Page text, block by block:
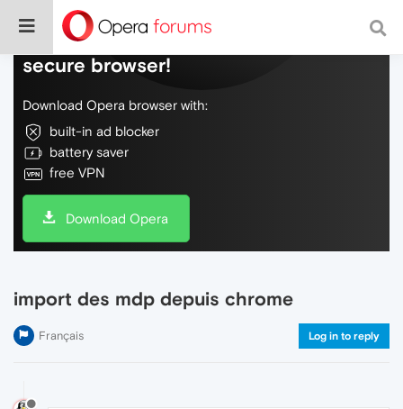
Do more on the web, with a fast and
secure browser!
Download Opera browser with:
built-in ad blocker
battery saver
free VPN
Download Opera
import des mdp depuis chrome
Français Log in to reply